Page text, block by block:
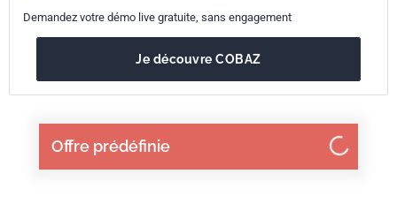
Offre prédéfinie
Demandez votre démo live gratuite, sans engagement
Je découvre COBAZ